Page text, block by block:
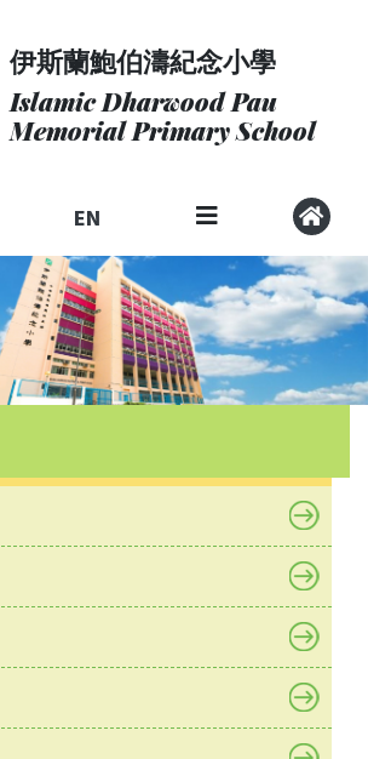
伊斯蘭鮑伯濤紀念小學
Islamic Dharwood Pau
Memorial Primary School
EN